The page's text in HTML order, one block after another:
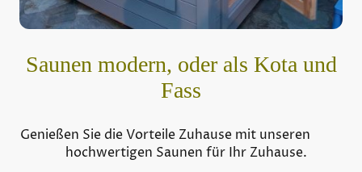
Saunen modern, oder als Kota und
Fass
Genießen Sie die Vorteile Zuhause mit unseren
hochwertigen Saunen für Ihr Zuhause.